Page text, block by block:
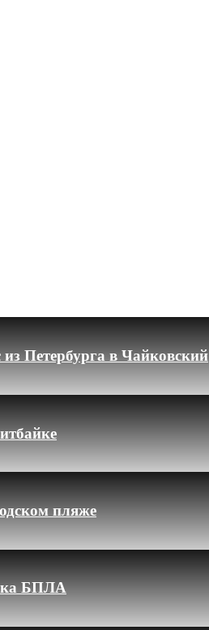
Петербурга в Чайковский
пляже
БПЛА